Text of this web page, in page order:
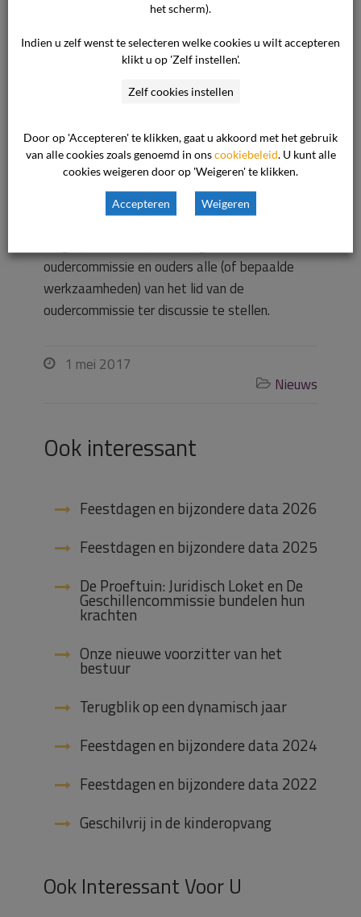
Daarnaast staat in het modelreglement dat de
overige leden van een oudercommissie of
ouders van kinderen die opvang krijgen binnen
van een oudercommissielid, wanneer zij het
vertrouwen hebben verloren in het OC lid. De
houder kan hierop in gesprek gaan met het
betreffende lid en hem/haar verzoeken om af
te treden. Daarna heeft de houder de
oudercommissie en ouders alle (of bepaalde
werkzaamheden) van het lid van de
oudercommissie ter discussie te stellen.
 1 mei 2017
 Nieuws
Ook interessant
Feestdagen en bijzondere data 2026
Feestdagen en bijzondere data 2025
De Proeftuin: Juridisch Loket en De
Geschillencommissie bundelen hun
krachten
Onze nieuwe voorzitter van het
bestuur
Terugblik op een dynamisch jaar
Feestdagen en bijzondere data 2024
Feestdagen en bijzondere data 2022
Geschilvrij in de kinderopvang
Ook Interessant Voor U
het scherm).
Indien u zelf wenst te selecteren welke cookies u wilt accepteren
klikt u op 'Zelf instellen'.
Zelf cookies instellen
Door op 'Accepteren' te klikken, gaat u akkoord met het gebruik
van alle cookies zoals genoemd in onscookiebeleid . U kunt alle
cookies weigeren door op 'Weigeren' te klikken.
Accepteren Weigeren